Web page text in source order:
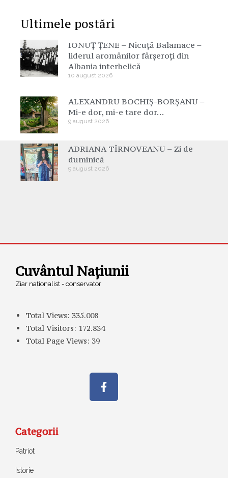
Ultimele postări
IONUȚ ȚENE – Nicuță Balamace –
liderul aromânilor fârșeroți din
Albania interbelică
10 august 2026
ALEXANDRU BOCHIȘ-BORȘANU –
Mi-e dor, mi-e tare dor…
9 august 2026
ADRIANA TÎRNOVEANU – Zi de
duminică
9 august 2026
Cuvântul Națiunii
Ziar naționalist - conservator
Total Views: 335.008
Total Visitors: 172.834
Total Page Views: 39
Categorii
Patriot
Istorie